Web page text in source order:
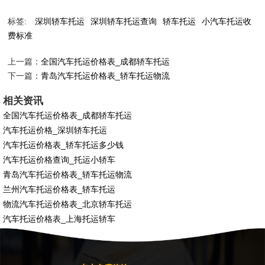
标签: 深圳轿车托运 深圳轿车托运查询 轿车托运
小汽车托运收
费标准
上一篇：全国汽车托运价格表_成都轿车托运
下一篇：青岛汽车托运价格表_轿车托运物流
相关资讯
全国汽车托运价格表_成都轿车托运
汽车托运价格_深圳轿车托运
汽车托运价格表_轿车托运多少钱
汽车托运价格查询_托运小轿车
青岛汽车托运价格表_轿车托运物流
兰州汽车托运价格表_轿车托运
物流汽车托运价格表_北京轿车托运
汽车托运价格表_上海托运轿车